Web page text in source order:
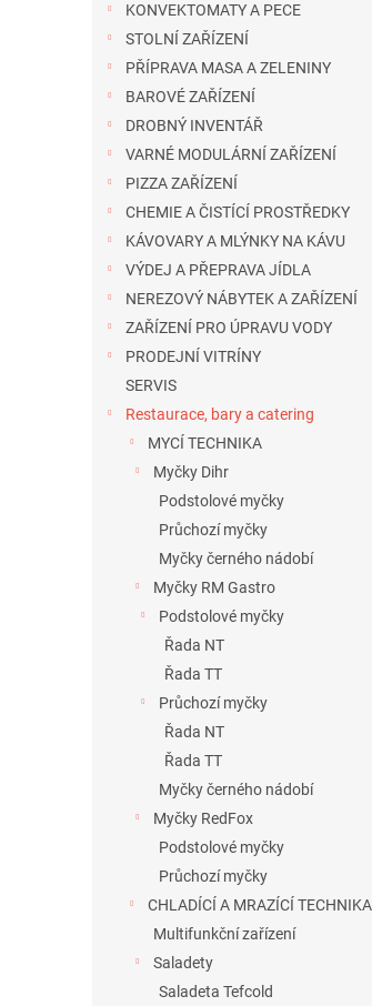
KONVEKTOMATY A PECE
STOLNÍ ZAŘÍZENÍ
PŘÍPRAVA MASA A ZELENINY
BAROVÉ ZAŘÍZENÍ
DROBNÝ INVENTÁŘ
VARNÉ MODULÁRNÍ ZAŘÍZENÍ
PIZZA ZAŘÍZENÍ
CHEMIE A ČISTÍCÍ PROSTŘEDKY
KÁVOVARY A MLÝNKY NA KÁVU
VÝDEJ A PŘEPRAVA JÍDLA
NEREZOVÝ NÁBYTEK A ZAŘÍZENÍ
ZAŘÍZENÍ PRO ÚPRAVU VODY
PRODEJNÍ VITRÍNY
SERVIS
Restaurace, bary a catering
MYCÍ TECHNIKA
Myčky Dihr
Podstolové myčky
Průchozí myčky
Myčky černého nádobí
Myčky RM Gastro
Podstolové myčky
Řada NT
Řada TT
Průchozí myčky
Řada NT
Řada TT
Myčky černého nádobí
Myčky RedFox
Podstolové myčky
Průchozí myčky
CHLADÍCÍ A MRAZÍCÍ TECHNIKA
Multifunkční zařízení
Saladety
Saladeta Tefcold